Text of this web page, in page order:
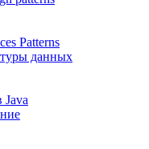
Patterns
данных
Java